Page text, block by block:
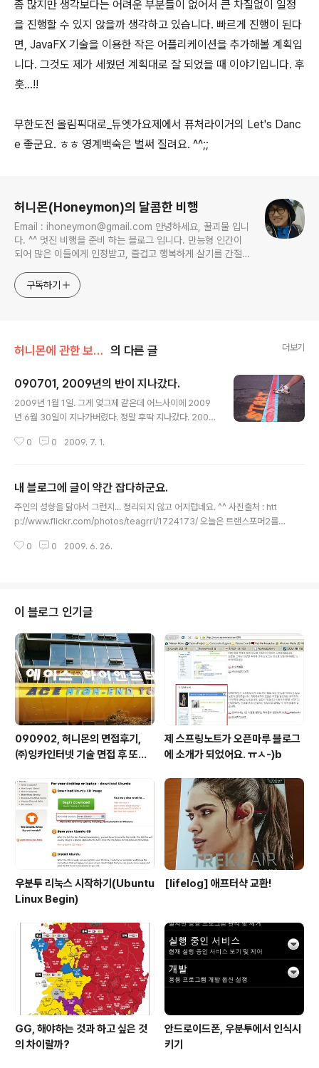
좀 많지만 생각보다는 어려운 부분들이 없어서 큰 차질없이 일정
을 진행할 수 있지 않을까 생각하고 있습니다. 빠르게 진행이 된다
면, JavaFX 기술을 이용한 작은 어플리케이션을 추가해볼 계획입
니다. 그것도 제가 세웠던 계획대로 잘 되었을 때 이야기입니다. 후
훗...!!
무한도전 올림픽대로_듀엣가요제에서 퓨처라이거의 Let's Danc
e 좋군요. ㅎㅎ 영계백숙은 벌써 질려요. ^^;;
허니몬(Honeymon)의 달콤한 비행
Email : ihoneymon@gmail.com 안녕하세요, 꿀괴물 입니
다. ^^ 멋진 비행을 준비 하는 블로그 입니다. 만능형 인간이
되어 많은 이들에게 인정받고, 즐겁고 행복하게 살기를 간절히
지켜봐주세요!! ^^
구독하기
허니몬에 관한 보고서/예측불허 허니몬 의 다른 글 더보기
090701, 2009년의 반이 지나갔다.
2009년 1월 1일. 그게 엊그제 같은데 어느사이에 2009
년 6월 30일이 지나가버렸다. 정말 후딱 지나갔다. 2009
있었는데 지금은 7월 1일이 되어버렸다. 2009년 상반기
다. 그리고는 3월부터는 양재역에 있는 CJ정보기술교육센
터에서 Java Expert 과정을 수강하면서 지금까지 오고
있다. 작년 12월부터 지금까지 취업준비생의 생활을 하면
도, 이 교육과정이 끝나는 것과 비슷하게 내 통장의 잔고도
0 0 2009. 7. 1.
내 블로그에 글이 약간 잡다하군요.
주인의 성향을 닮아서 그런지... 정리되지 않고 어지럽네요. ^^ 사진출처 : htt
p://www.flickr.com/photos/teagrrl/1724173/ 오늘은 트랜스포머2를
이 (2009 / 미국) 출연 샤이아 라보프, 메간 폭스, 이자벨 루카스, 레인 윌슨 상
0 0 2009. 6. 26.
이 블로그 인기글
090902, 허니몬의 면접후기,
㈜잉카인터넷 기술 면접 후 또한
업!!
제 스프링노트가 오픈마루 블로그
에 소개가 되었어요. ㅠㅅ-)b
우분투 리눅스 시작하기(Ubuntu
Linux Begin)
[lifelog] 애프터샥 교환!
GG, 해야하는 것과 하고 싶은 것
의 차이랄까?
안드로이드폰, 우분투에서 인식시
키기